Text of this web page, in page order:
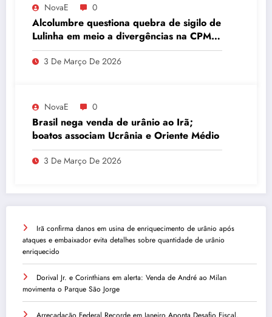
NovaE 0
Alcolumbre questiona quebra de sigilo de
Lulinha em meio a divergências na CPMI
do INSS
3 De Março De 2026
NovaE 0
Brasil nega venda de urânio ao Irã;
boatos associam Ucrânia e Oriente Médio
3 De Março De 2026
Irã confirma danos em usina de enriquecimento de urânio após
ataques e embaixador evita detalhes sobre quantidade de urânio
enriquecido
Dorival Jr. e Corinthians em alerta: Venda de André ao Milan
movimenta o Parque São Jorge